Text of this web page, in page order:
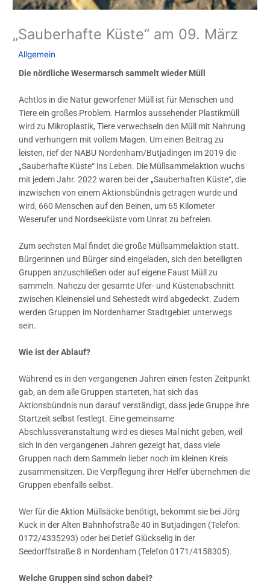
„Sauberhafte Küste“ am 09. März
/Allgemein
Die nördliche Wesermarsch sammelt wieder Müll
Achtlos in die Natur geworfener Müll ist für Menschen und
Tiere ein großes Problem. Harmlos aussehender Plastikmüll
wird zu Mikroplastik, Tiere verwechseln den Müll mit Nahrung
und verhungern mit vollem Magen. Um einen Beitrag zu
leisten, rief der NABU Nordenham/Butjadingen im 2019 die
„Sauberhafte Küste“ ins Leben. Die Müllsammelaktion wuchs
mit jedem Jahr. 2022 waren bei der „Sauberhaften Küste“, die
inzwischen von einem Aktionsbündnis getragen wurde und
wird, 660 Menschen auf den Beinen, um 65 Kilometer
Weserufer und Nordseeküste vom Unrat zu befreien.
Zum sechsten Mal findet die große Müllsammelaktion statt.
Bürgerinnen und Bürger sind eingeladen, sich den beteiligten
Gruppen anzuschließen oder auf eigene Faust Müll zu
sammeln. Nahezu der gesamte Ufer- und Küstenabschnitt
zwischen Kleinensiel und Sehestedt wird abgedeckt. Zudem
werden Gruppen im Nordenhamer Stadtgebiet unterwegs
sein.
Wie ist der Ablauf?
Während es in den vergangenen Jahren einen festen Zeitpunkt
gab, an dem alle Gruppen starteten, hat sich das
Aktionsbündnis nun darauf verständigt, dass jede Gruppe ihre
Startzeit selbst festlegt. Eine gemeinsame
Abschlussveranstaltung wird es dieses Mal nicht geben, weil
sich in den vergangenen Jahren gezeigt hat, dass viele
Gruppen nach dem Sammeln lieber noch im kleinen Kreis
zusammensitzen. Die Verpflegung ihrer Helfer übernehmen die
Gruppen ebenfalls selbst.
Wer für die Aktion Müllsäcke benötigt, bekommt sie bei Jörg
Kuck in der Alten Bahnhofstraße 40 in Butjadingen (Telefon:
0172/4335293) oder bei Detlef Glückselig in der
Seedorffstraße 8 in Nordenham (Telefon 0171/4158305).
Welche Gruppen sind schon dabei?